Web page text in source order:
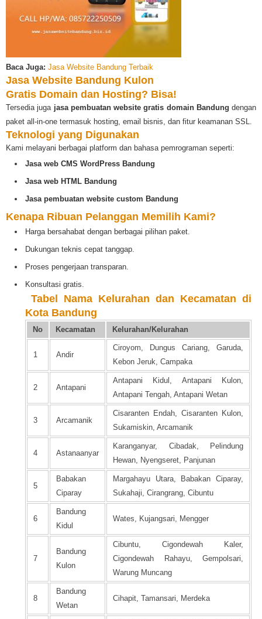
Baca Juga: Jasa Website Bandung Terbaik
Jasa Website Bandung Kulon
Gratis Domain dan Hosting? Bisa!
Tersedia juga jasa pembuatan website gratis domain Bandung dengan
paket all-in-one termasuk hosting, email bisnis, dan fitur keamanan SSL.
Teknologi yang Digunakan
Kami melayani berbagai platform dan bahasa pemrograman seperti:
Jasa web CMS WordPress Bandung
Jasa web HTML Bandung
Jasa pembuatan website custom Bandung
Kenapa Ribuan Pelanggan Memilih Kami?
Harga bersahabat dengan berbagai pilihan paket.
Dukungan teknis cepat tanggap.
Proses pengerjaan transparan.
Konsultasi gratis.
Tabel Nama Kelurahan dan Kecamatan di
Kota Bandung
No Kecamatan Kelurahan/Kelurahan
1 Andir
Ciroyom, Dungus Cariang, Garuda,
Kebon Jeruk, Campaka
2 Antapani
Antapani Kidul, Antapani Kulon,
Antapani Tengah, Antapani Wetan
3 Arcamanik
Cisaranten Endah, Cisaranten Kulon,
Sukamiskin, Arcamanik
4 Astanaanyar
Karanganyar, Cibadak, Pelindung
Hewan, Nyengseret, Panjunan
5
Babakan
Ciparay
Margahayu Utara, Babakan Ciparay,
Sukahaji, Cirangrang, Cibuntu
6
Bandung
Kidul
Wates, Kujangsari, Mengger
7
Bandung
Kulon
Cibuntu, Cigondewah Kaler,
Cigondewah Rahayu, Gempolsari,
Warung Muncang
8
Bandung
Wetan
Cihapit, Tamansari, Merdeka